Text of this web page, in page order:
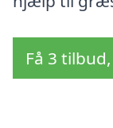
Få 3